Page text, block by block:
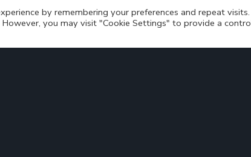
by remembering your preferences and repeat
you may visit "Cookie Settings" to provide a